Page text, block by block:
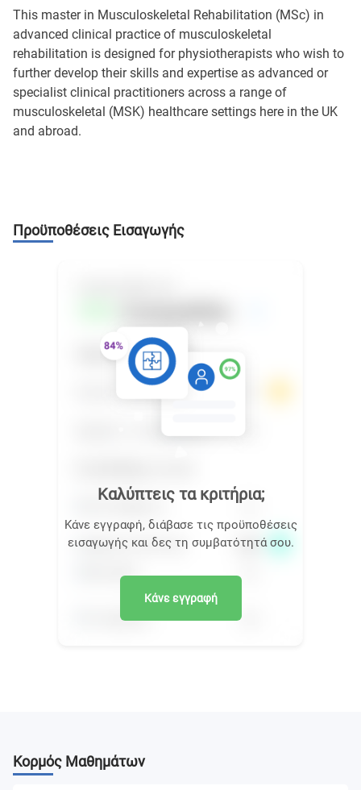
This master in Musculoskeletal Rehabilitation (MSc) in
advanced clinical practice of musculoskeletal
rehabilitation is designed for physiotherapists who wish to
further develop their skills and expertise as advanced or
specialist clinical practitioners across a range of
musculoskeletal (MSK) healthcare settings here in the UK
and abroad.
Προϋποθέσεις Εισαγωγής
Καλύπτεις τα κριτήρια;
Κάνε εγγραφή, διάβασε τις προϋποθέσεις
εισαγωγής και δες τη συμβατότητά σου.
Κάνε εγγραφή
Κορμός Μαθημάτων